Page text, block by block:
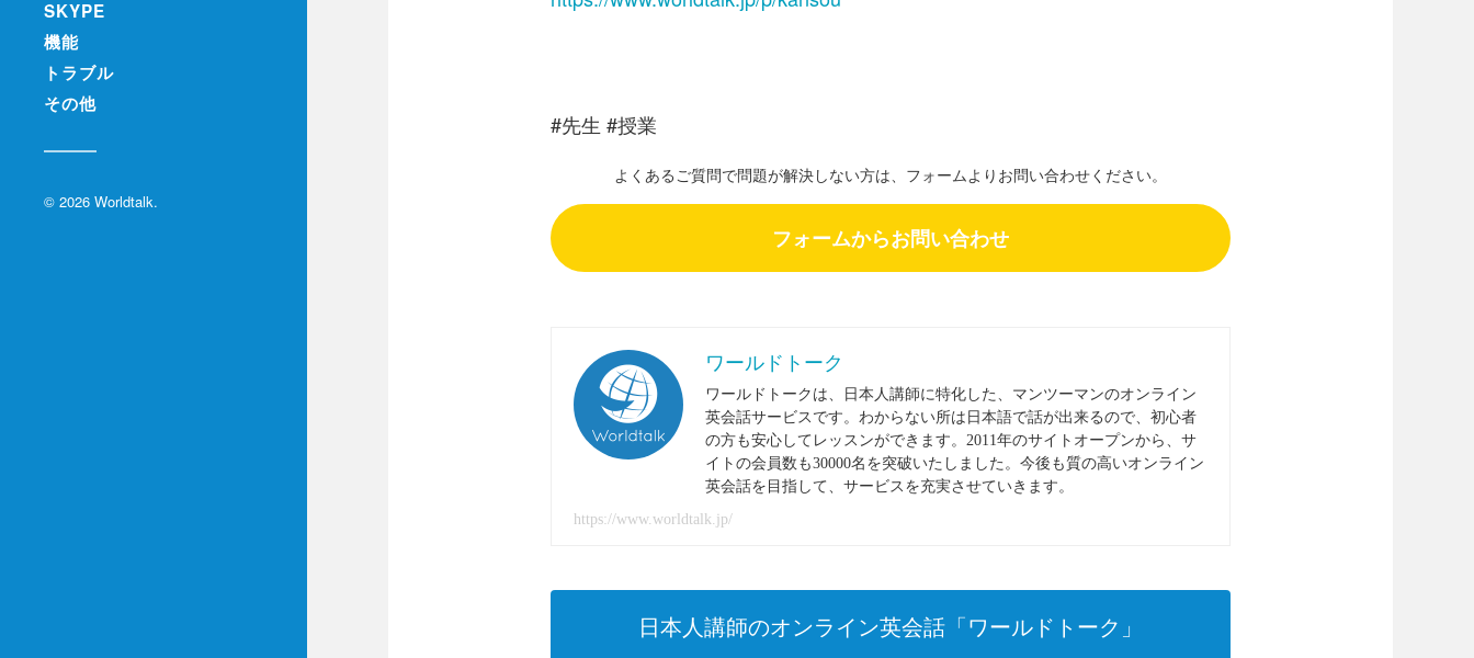
SKYPE
機能
トラブル
その他
© 2026 Worldtalk.
#先生 #授業
よくあるご質問で問題が解決しない方は、フォームよりお問い合わせください。
フォームからお問い合わせ
ワールドトーク
ワールドトークは、日本人講師に特化した、マンツーマンのオンライン
英会話サービスです。わからない所は日本語で話が出来るので、初心者
の方も安心してレッスンができます。2011年のサイトオープンから、サ
イトの会員数も30000名を突破いたしました。今後も質の高いオンライン
英会話を目指して、サービスを充実させていきます。
https://www.worldtalk.jp/
日本人講師のオンライン英会話「ワールドトーク」